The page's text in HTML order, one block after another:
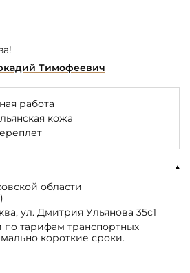
Тимофеевич
работа
кожа
области
ул. Дмитрия Ульянова 35с1
тарифам транспортных
короткие сроки.